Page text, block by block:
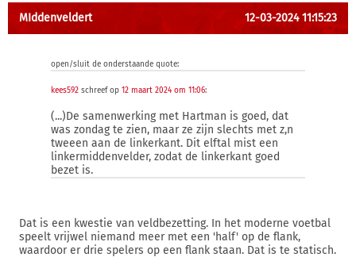
MIddenveldert 12-03-2024 11:15:23
open/sluit de onderstaande quote:
kees592 schreef op 12 maart 2024 om 11:06:
(...)De samenwerking met Hartman is goed, dat
was zondag te zien, maar ze zijn slechts met z,n
tweeen aan de linkerkant. Dit elftal mist een
linkermiddenvelder, zodat de linkerkant goed
bezet is.
Dat is een kwestie van veldbezetting. In het moderne voetbal
speelt vrijwel niemand meer met een 'half' op de flank,
waardoor er drie spelers op een flank staan. Dat is te statisch.